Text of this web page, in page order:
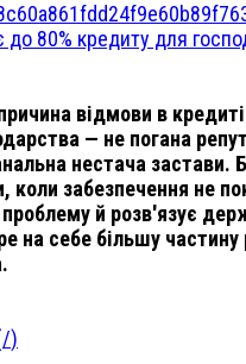
до 80% кредиту для
відмови в
— не погана
нестача застави.
коли забезпечення не
й розв'язує
на себе більшу частину
/)